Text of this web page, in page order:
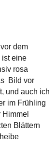
dem
ist eine
rosa
Bild vor
und auch ich
im Frühling
Blättern